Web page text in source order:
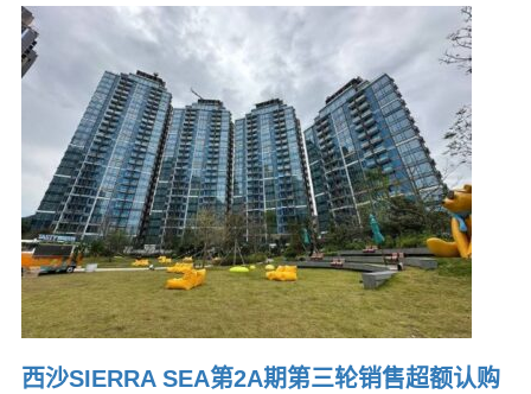
西沙SIERRA SEA第2A期第三轮销售超额认购